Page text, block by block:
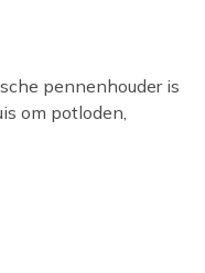
pennenhouder is
om potloden,